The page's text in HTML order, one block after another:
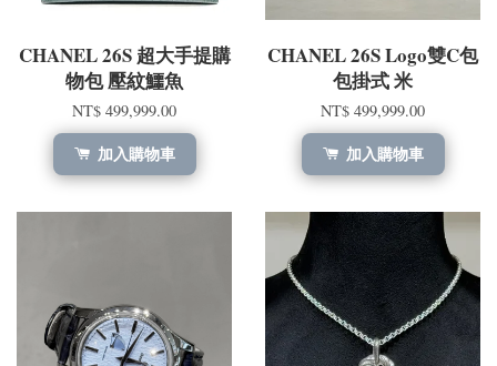
CHANEL 26S 超大手提購
物包 壓紋鱷魚
NT$ 499,999.00
加入購物車
CHANEL 26S Logo雙C包
包掛式 米
NT$ 499,999.00
加入購物車